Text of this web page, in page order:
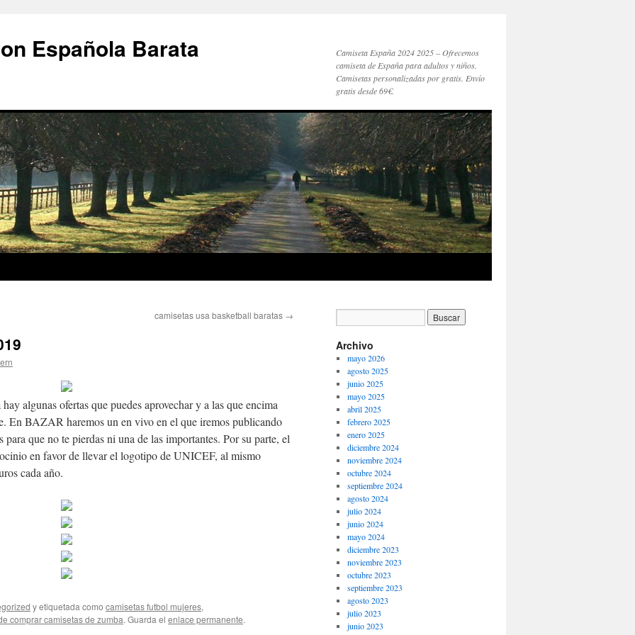
Española Barata
Camiseta España 2024 2025 – Ofrecemos
camiseta de España para adultos y niños.
Camisetas personalizadas por gratis. Envío
gratis desde 69€.
camisetas usa basketball baratas →
algunas ofertas que puedes aprovechar y a las que encima
En BAZAR haremos un en vivo en el que iremos publicando
para que no te pierdas ni una de las importantes. Por su parte, el
en favor de llevar el logotipo de UNICEF, al mismo
cada año.
y etiquetada como camisetas futbol mujeres,
comprar camisetas de zumba. Guarda el enlace permanente.
Archivo
mayo 2026
agosto 2025
junio 2025
mayo 2025
abril 2025
febrero 2025
enero 2025
diciembre 2024
noviembre 2024
octubre 2024
septiembre 2024
agosto 2024
julio 2024
junio 2024
mayo 2024
diciembre 2023
noviembre 2023
octubre 2023
septiembre 2023
agosto 2023
julio 2023
junio 2023